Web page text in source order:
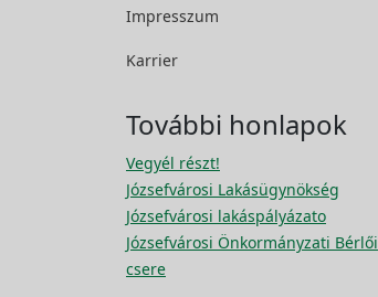
Impresszum
Karrier
További honlapok
Vegyél részt!
Józsefvárosi Lakásügynökség
Józsefvárosi lakáspályázato
Józsefvárosi Önkormányzati Bérlői
csere